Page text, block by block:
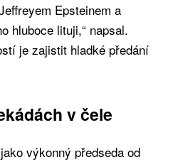
Epsteinem a
hluboce lituji,“ napsal.
je zajistit hladké předání
v čele
výkonný předseda od